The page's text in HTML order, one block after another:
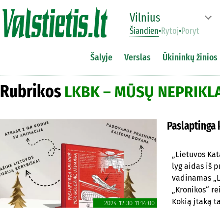
Vilnius
Šiandien•Rytoj•Poryt
Šalyje Verslas Ūkininkų žinios
Rubrikos LKBK – MŪSŲ
„Lietuvos
lyg aidas iš
vadinamas
„Kronikos“
Kokią įtaką
2024-12-30 11:14:00